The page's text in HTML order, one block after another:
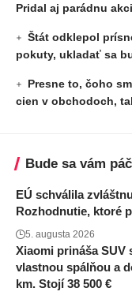
Pridal aj parádnu
Štát odklepol
pokuty, ukladať sa
Presne to, čoho
cien v obchodoch,
Bude sa vám
EÚ schválila
Rozhodnutie, ktoré
5. augusta 2026
Xiaomi prináša SUV
vlastnou spálňou a
km. Stojí 38 500 €